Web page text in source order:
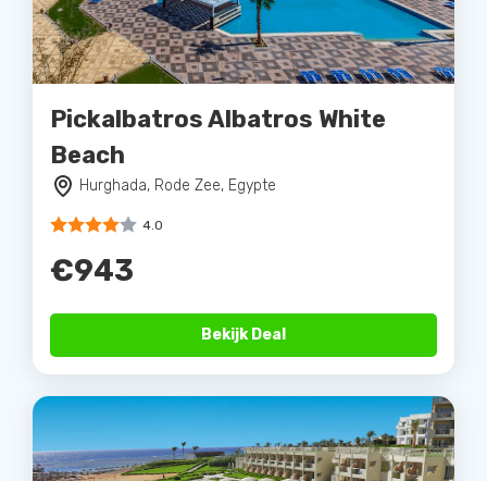
Pickalbatros Albatros White
Beach
Hurghada, Rode Zee, Egypte
4.0
€943
Bekijk Deal